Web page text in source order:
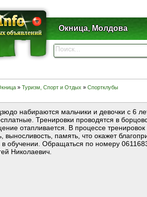
Окница, Молдова
» Туризм, Спорт и Отдых » Спортклубы
набираются мальчики и девочки с 6
Тренировки проводятся в
отапливается. В процессе тренировок
выносливость, память, что окажет
в обучении. Обращаться по номеру
Николаевич.